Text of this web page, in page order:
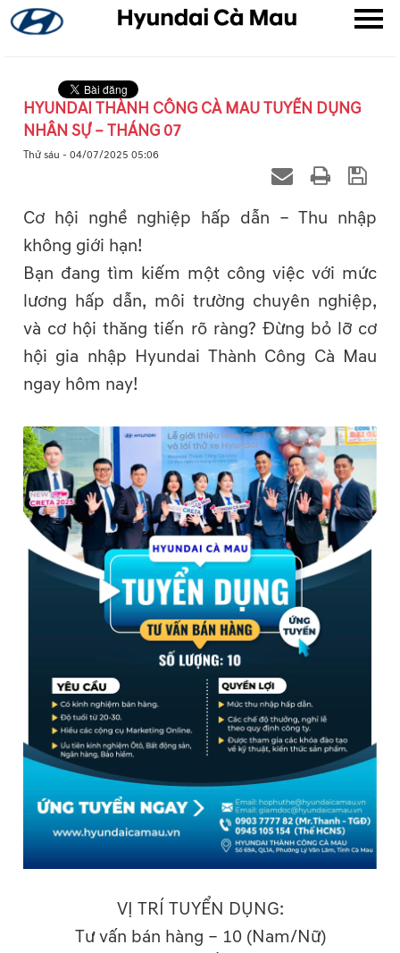
HYUNDAI THÀNH CÔNG CÀ MAU TUYỂN DỤNG
NHÂN SỰ – THÁNG 07
Thứ sáu - 04/07/2025 05:06
Cơ hội nghề nghiệp hấp dẫn – Thu nhập
không giới hạn!
Bạn đang tìm kiếm một công việc với mức
lương hấp dẫn, môi trường chuyên nghiệp,
và cơ hội thăng tiến rõ ràng? Đừng bỏ lỡ cơ
hội gia nhập Hyundai Thành Công Cà Mau
ngay hôm nay!
VỊ TRÍ TUYỂN DỤNG:
Tư vấn bán hàng – 10 (Nam/Nữ)